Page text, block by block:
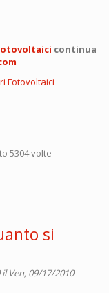
continua
5304 volte
si
il Ven, 09/17/2010 -